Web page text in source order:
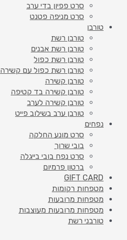
סרט פפיון בדי ערב
סרט מניפה פטנט
טורבן
טורבן רשת
טורבן רשת אבנים
טורבן רשת כפול
טורבן רשת כפול עם קשירה
טורבן קשירה
טורבן קשירה בד קטיפה
טורבן קשירה לערב
טורבן ערב בשילוב פייט
נפחים
סרט מונע החלקה
בובי שרוך
סרט נפח בובי בייגלה
ברטון פרמיום
GIFT CARD
מטפחות רקומות
מטפחות מרובעות
מטפחות מרובעות מעוצבות
טורבני רשת